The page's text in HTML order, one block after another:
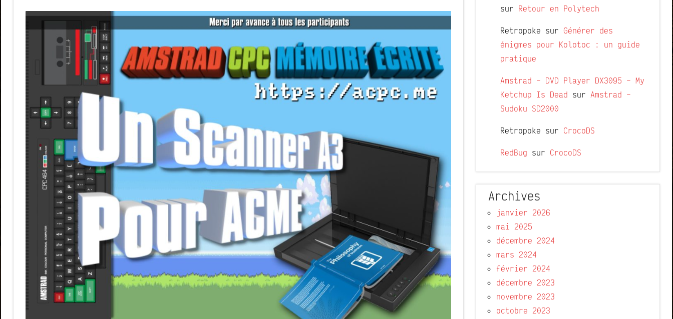
sur Retour en Polytech
Retropoke sur Générer des
énigmes pour Kolotoc : un guide
pratique
Amstrad – DVD Player DX3095 – My
Ketchup Is Dead sur Amstrad –
Sudoku SD2000
Retropoke sur CrocoDS
RedBug sur CrocoDS
Archives
janvier 2026
mai 2025
décembre 2024
mars 2024
février 2024
décembre 2023
novembre 2023
octobre 2023